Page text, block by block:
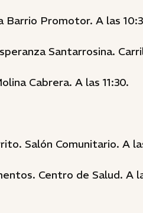
Barrio Promotor. A las
Santarrosina.
Cabrera. A las 11:30.
Salón Comunitario. A
Centro de Salud. A